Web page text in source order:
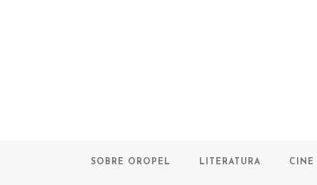
SOBRE OROPEL LITERATURA CINE